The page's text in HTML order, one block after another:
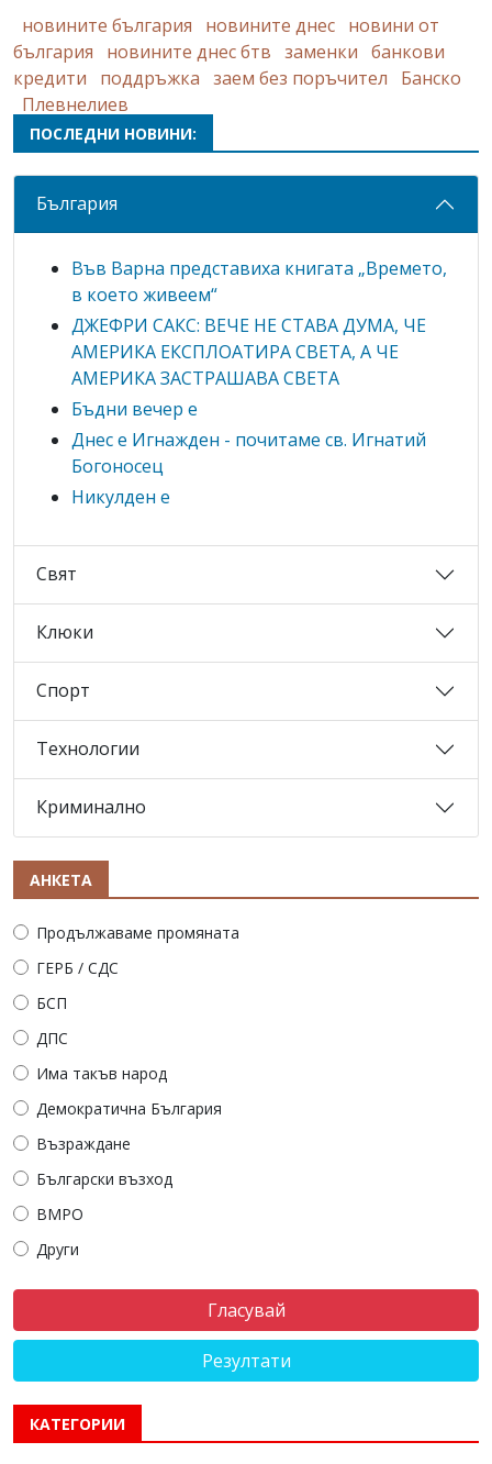
новините българия новините днес новини от
българия
новините днес бтв заменки банкови
кредити
поддръжка заем без поръчител
Банско
Плевнелиев
ПОСЛЕДНИ НОВИНИ:
България
Във Варна представиха книгата „Времето,
в което живеем“
ДЖЕФРИ САКС: ВЕЧЕ НЕ СТАВА ДУМА, ЧЕ
АМЕРИКА ЕКСПЛОАТИРА СВЕТА, А ЧЕ
АМЕРИКА ЗАСТРАШАВА СВЕТА
Бъдни вечер е
Днес е Игнажден - почитаме св. Игнатий
Богоносец
Никулден е
Свят
Клюки
Спорт
Технологии
Криминално
АНКЕТА
Продължаваме промяната
ГЕРБ / СДС
БСП
ДПС
Има такъв народ
Демократична България
Възраждане
Български възход
ВМРО
Други
Резултати
КАТЕГОРИИ